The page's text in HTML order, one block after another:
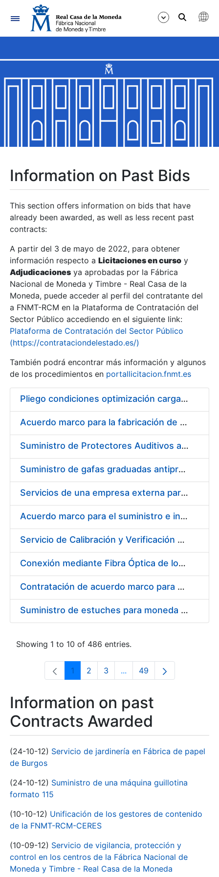
Navigation
Show/Hide
Show/Hide
Show/Hide
Show/Hide
Show/Hide
Show/Hide
Information on Past Bids
This section offers information on bids that have
already been awarded, as well as less recent past
contracts:
A partir del 3 de mayo de 2022, para obtener
información respecto a Licitaciones en curso y
Adjudicaciones ya aprobadas por la Fábrica
Nacional de Moneda y Timbre - Real Casa de la
Moneda, puede acceder al perfil del contratante del
a FNMT-RCM en la Plataforma de Contratación del
Sector Público accediendo en el siguiente link:
Plataforma de Contratación del Sector Público
(https://contrataciondelestado.es/)
También podrá encontrar más información y algunos
de los procedimientos en portallicitacion.fnmt.es
Pliego condiciones optimización cargas compras firmado
Acuerdo marco para la fabricación de piezas
Suministro de Protectores Auditivos a medida para las personas trabajadoras de los Centros de Trabajo de Madrid y Burgos
Suministro de gafas graduadas antiproyecciones para los trabajadores de la FNMT-RCM en los centros de trabajo de Madrid y Burgos
Servicios de una empresa externa para el asesoramiento y resolución de los recursos de alzada que se presentan relacionados con procesos de selección para la FNMT-RCM
Acuerdo marco para el suministro e instalación de persianas, estores y otros complementos
Servicio de Calibración y Verificación Externa de los Equipos de Medición del Servicio de Prevención de la FNMT-RCM
Conexión mediante Fibra Óptica de los Centros de Proceso de Datos (CPDs) de las sedes de la FNMT-RCM de Burgos y Madrid
Contratación de acuerdo marco para el Suministro de Material de Electricidad para la Fábrica Nacional de Moneda y Timbre-Real Casa de la Moneda en su centro de trabajo de Burgos
Suministro de estuches para moneda de 30 €
Showing 1 to 10 of 486 entries.
Page
1 Page
2 Page
3 ...Intermediate Pages Use
Page
49
Information on past
Contracts Awarded
(24-10-12) Servicio de jardinería en Fábrica de papel
de Burgos
(24-10-12) Suministro de una máquina guillotina
formato 115
(10-10-12) Unificación de los gestores de contenido
de la FNMT-RCM-CERES
(10-09-12) Servicio de vigilancia, protección y
control en los centros de la Fábrica Nacional de
Moneda y Timbre - Real Casa de la Moneda